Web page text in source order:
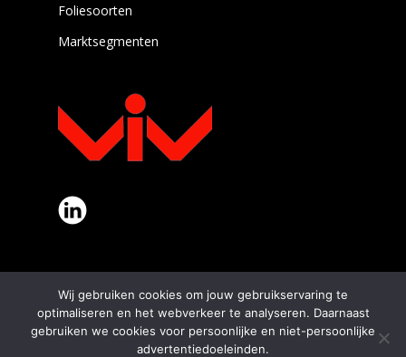
Foliesoorten
Marktsegmenten
Algemene voorwaarden
Privacyverklaring
Website gemaakt met ♥ in Amsterdam door
Wij gebruiken cookies om jouw gebruikservaring te
optimaliseren en het webverkeer te analyseren. Daarnaast
gebruiken we cookies voor persoonlijke en niet-persoonlijke
advertentiedoeleinden.